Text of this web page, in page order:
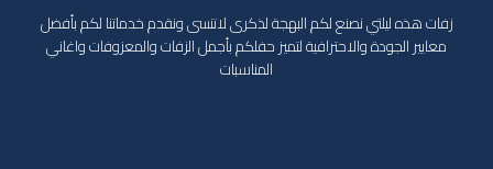
زفات هذه ليلتي نصنع لكم البهجة لذكرى لاتنسى ونقدم خدماتنا لكم بأفضل
معايير الجودة والاحترافية لتميز حفلكم بأجمل الزفات والمعزوفات واغاني
المناسبات